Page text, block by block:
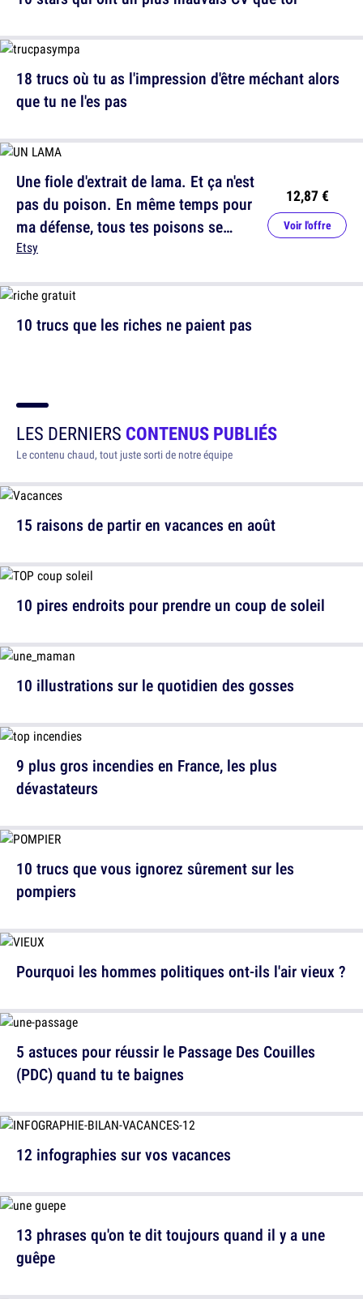
18 trucs où tu as l'impression d'être méchant alors
que tu ne l'es pas
10 trucs que les riches ne paient pas
Une fiole d'extrait de lama. Et ça n'est
pas du poison. En même temps pour
ma défense, tous tes poisons se
ressemblent...
Etsy
12,87 €
Voir l'offre
LES DERNIERS CONTENUS PUBLIÉS
Le contenu chaud, tout juste sorti de notre équipe
15 raisons de partir en vacances en août
10 illustrations sur le quotidien des gosses
10 trucs que vous ignorez sûrement sur les
pompiers
5 astuces pour réussir le Passage Des Couilles
(PDC) quand tu te baignes
13 phrases qu'on te dit toujours quand il y a une
guêpe
10 pires endroits pour prendre un coup de soleil
9 plus gros incendies en France, les plus
dévastateurs
Pourquoi les hommes politiques ont-ils l'air vieux ?
12 infographies sur vos vacances